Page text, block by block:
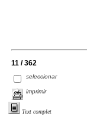
11 / 362
seleccionar
imprimir
Text complet